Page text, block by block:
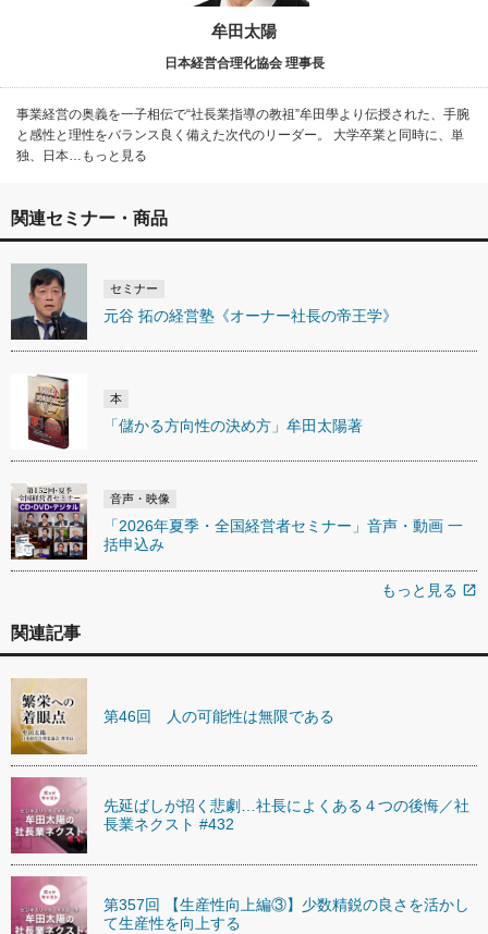
牟田太陽
日本経営合理化協会 理事長
事業経営の奥義を一子相伝で“社長業指導の教祖”牟田學より伝授された、手腕
と感性と理性をバランス良く備えた次代のリーダー。 大学卒業と同時に、単
独、日本…もっと見る
関連セミナー・商品
セミナー
元谷 拓の経営塾《オーナー社長の帝王学》
本
「儲かる方向性の決め方」牟田太陽著
音声・映像
「2026年夏季・全国経営者セミナー」音声・動画 一
括申込み
もっと見る open_in_new
関連記事
第46回 人の可能性は無限である
先延ばしが招く悲劇…社長によくある４つの後悔／社
長業ネクスト #432
第357回 【生産性向上編③】少数精鋭の良さを活かし
て生産性を向上する